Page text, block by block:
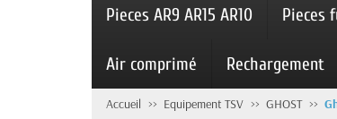
Pieces AR9 AR15 AR10 Pieces
Air comprimé Rechargement
Accueil Equipement TSV GHOST